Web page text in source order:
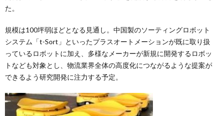
た。
規模は100坪弱ほどとなる見通し。中国製のソーティングロボット
システム「t-Sort」といったプラスオートメーションが既に取り扱
っているロボットに加え、多様なメーカーが新規に開発するロボッ
トなども対象とし、物流業界全体の高度化につながるような提案が
できるよう研究開発に注力する予定。